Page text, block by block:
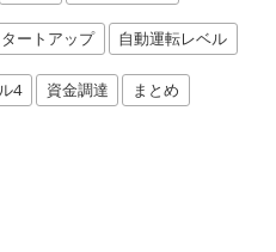
ートアップ 自動運転レベル
4 資金調達 まとめ